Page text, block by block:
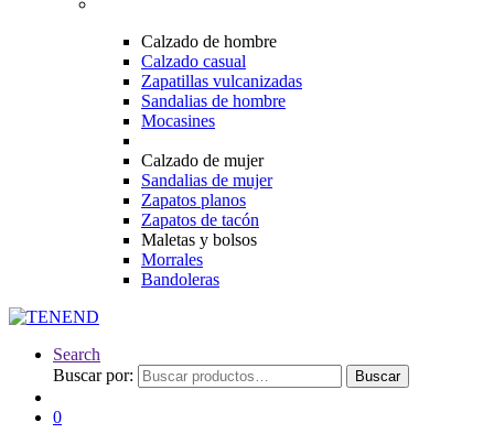
Calzado de hombre
Calzado casual
Zapatillas vulcanizadas
Sandalias de hombre
Mocasines
Calzado de mujer
Sandalias de mujer
Zapatos planos
Zapatos de tacón
Maletas y bolsos
Morrales
Bandoleras
Search
Buscar por:
Buscar
0